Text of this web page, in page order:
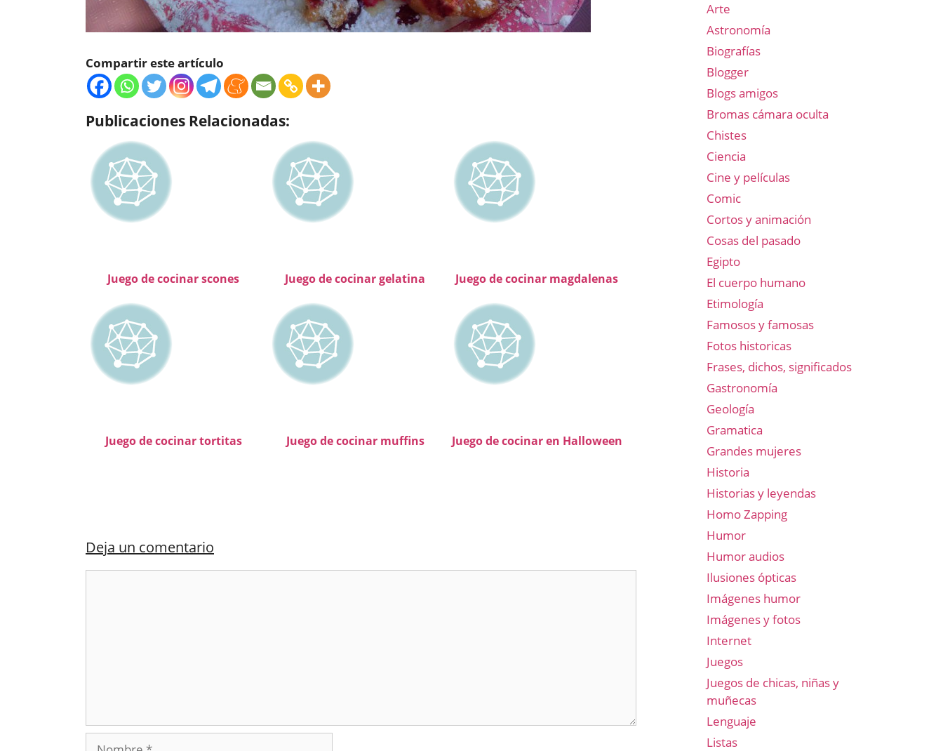
Compartir este artículo
Publicaciones Relacionadas:
Juego de cocinar scones Juego de cocinar gelatina Juego de cocinar magdalenas
Juego de cocinar tortitas Juego de cocinar muffins Juego de cocinar en Halloween
Deja un comentario
Nombre
Arte
Astronomía
Biografías
Blogger
Blogs amigos
Bromas cámara oculta
Chistes
Ciencia
Cine y películas
Comic
Cortos y animación
Cosas del pasado
Egipto
El cuerpo humano
Etimología
Famosos y famosas
Fotos historicas
Frases, dichos, significados
Gastronomía
Geología
Gramatica
Grandes mujeres
Historia
Historias y leyendas
Homo Zapping
Humor
Humor audios
Ilusiones ópticas
Imágenes humor
Imágenes y fotos
Internet
Juegos
Juegos de chicas, niñas y
muñecas
Lenguaje
Listas